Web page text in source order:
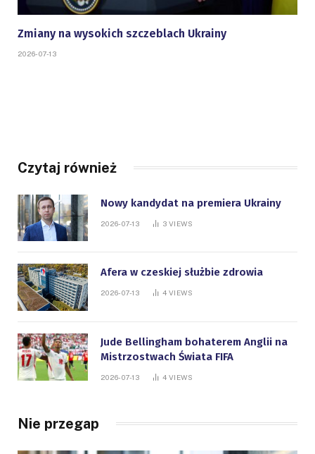
Zmiany na wysokich szczeblach Ukrainy
2026-07-13
Czytaj również
Nowy kandydat na premiera Ukrainy
2026-07-13 3 VIEWS
Afera w czeskiej służbie zdrowia
2026-07-13 4 VIEWS
Jude Bellingham bohaterem Anglii na
Mistrzostwach Świata FIFA
2026-07-13 4 VIEWS
Nie przegap